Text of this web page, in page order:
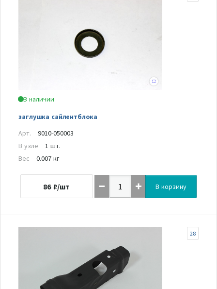
В наличии
заглушка сайлентблока
Арт.
9010-050003
В узле
1 шт.
Вес
0.007 кг
86 ₽/шт В корзину
28